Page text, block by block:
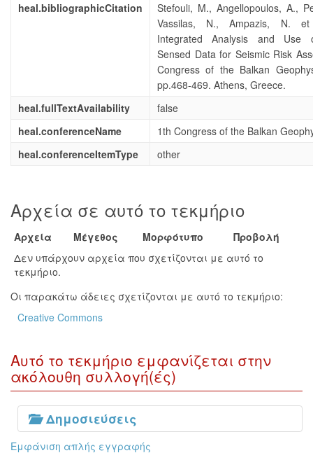
heal.bibliographicCitation
Stefouli, M., Angellopoulos, A.,
Vassilas, N., Ampazis, N.
Integrated Analysis and Use
Sensed Data for Seismic Risk
Congress of the Balkan
pp.468-469. Athens, Greece.
heal.fullTextAvailability
false
heal.conferenceName
1th Congress of the Balkan
heal.conferenceItemType
other
Αρχεία σε αυτό το τεκμήριο
Αρχεία Μέγεθος Μορφότυπο
Προβολή
Δεν υπάρχουν αρχεία που σχετίζονται με αυτό το
τεκμήριο.
Οι παρακάτω άδειες σχετίζονται με αυτό το τεκμήριο:
Creative Commons
Αυτό το τεκμήριο εμφανίζεται στην
ακόλουθη συλλογή(ές)
Δημοσιεύσεις
Εμφάνιση απλής εγγραφής